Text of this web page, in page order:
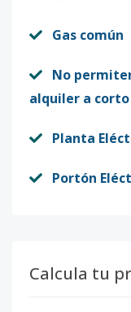
Gas común
No
alquiler a
Planta
Portón
Calcula tu